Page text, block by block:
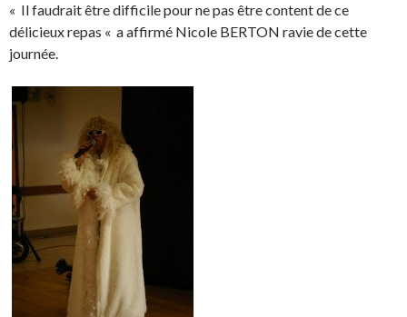
« Il faudrait être difficile pour ne pas être content de ce
délicieux repas « a affirmé Nicole BERTON ravie de cette
journée.